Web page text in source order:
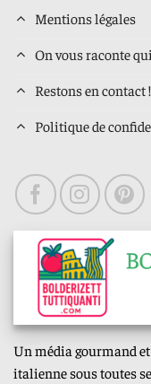
Mentions légales
On vous raconte
Restons en contact !
Politique de
Un média gourmand
italienne sous toutes